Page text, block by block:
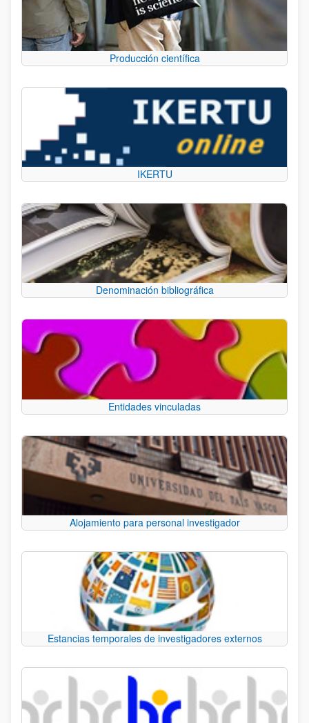
Producción científica
IKERTU
Denominación bibliográfica
Entidades vinculadas
Alojamiento para personal investigador
Estancias temporales de investigadores externos